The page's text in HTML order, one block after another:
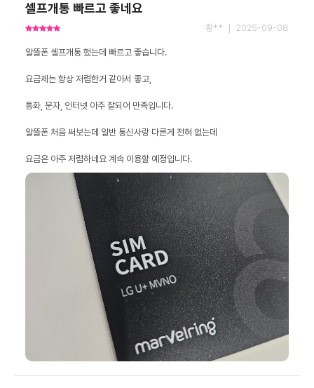
셀프개통 빠르고 좋네요
황** ｜ 2025-09-08
요금은 아주 저렴하네요 계속 이용할 예정입니다.